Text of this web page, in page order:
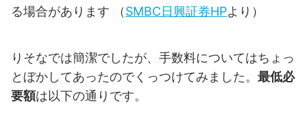
る場合があります （SMBC日興証券HPより）
りそなでは簡潔でしたが、手数料についてはちょっ
とぼかしてあったのでくっつけてみました。 最低必
要額は以下の通りです。